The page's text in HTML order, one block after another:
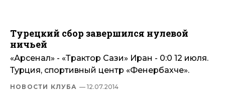
Турецкий сбор завершился нулевой
ничьей
«Арсенал» - «Трактор Сази» Иран - 0:0 12 июля.
Турция, спортивный центр «Фенербахче».
НОВОСТИ КЛУБА — 12.07.2014